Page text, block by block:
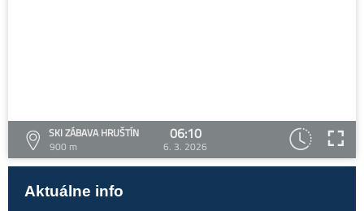
SKI ZÁBAVA HRUŠTÍN
900 m
06:10
6. 3. 2026
Aktuálne info